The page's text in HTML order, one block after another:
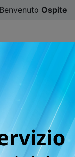
Benvenuto Ospite
#ILOVEMANGA